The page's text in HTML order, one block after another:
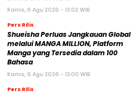
Kamis, 6 Agu 2026 - 13:02 WIB
Pers Rilis
Shueisha Perluas Jangkauan Global
melalui MANGA MILLION, Platform
Manga yang Tersedia dalam 100
Bahasa
Kamis, 6 Agu 2026 - 13:00 WIB
Pers Rilis